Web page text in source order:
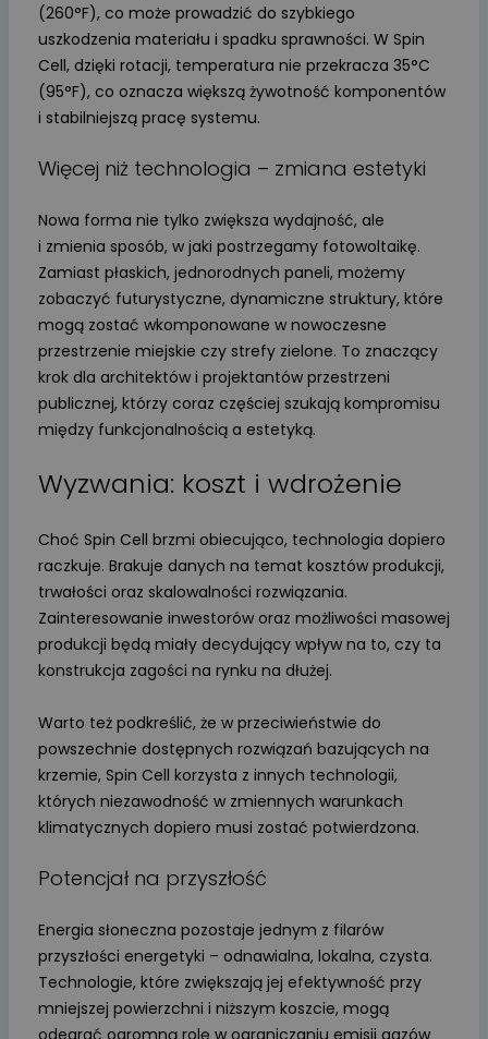
(260°F), co może prowadzić do szybkiego
uszkodzenia materiału i spadku sprawności. W Spin
Cell, dzięki rotacji, temperatura nie przekracza 35°C
(95°F), co oznacza większą żywotność komponentów
i stabilniejszą pracę systemu.
Więcej niż technologia – zmiana estetyki
Nowa forma nie tylko zwiększa wydajność, ale
i zmienia sposób, w jaki postrzegamy fotowoltaikę.
Zamiast płaskich, jednorodnych paneli, możemy
zobaczyć futurystyczne, dynamiczne struktury, które
mogą zostać wkomponowane w nowoczesne
przestrzenie miejskie czy strefy zielone. To znaczący
krok dla architektów i projektantów przestrzeni
publicznej, którzy coraz częściej szukają kompromisu
między funkcjonalnością a estetyką.
Wyzwania: koszt i wdrożenie
Choć Spin Cell brzmi obiecująco, technologia dopiero
raczkuje. Brakuje danych na temat kosztów produkcji,
trwałości oraz skalowalności rozwiązania.
Zainteresowanie inwestorów oraz możliwości masowej
produkcji będą miały decydujący wpływ na to, czy ta
konstrukcja zagości na rynku na dłużej.
Warto też podkreślić, że w przeciwieństwie do
powszechnie dostępnych rozwiązań bazujących na
krzemie, Spin Cell korzysta z innych technologii,
których niezawodność w zmiennych warunkach
klimatycznych dopiero musi zostać potwierdzona.
Potencjał na przyszłość
Energia słoneczna pozostaje jednym z filarów
przyszłości energetyki – odnawialna, lokalna, czysta.
Technologie, które zwiększają jej efektywność przy
mniejszej powierzchni i niższym koszcie, mogą
odegrać ogromną rolę w ograniczaniu emisji gazów